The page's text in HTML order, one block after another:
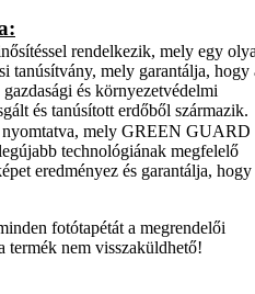
rendelkezik, mely egy
tanúsítvány, mely garantálja, hogy
és környezetvédelmi
és tanúsított erdőből származik.
mely GREEN GUARD
technológiának megfelelő
eredményez és garantálja, hogy
fotótapétát a megrendelői
termék nem visszaküldhető!